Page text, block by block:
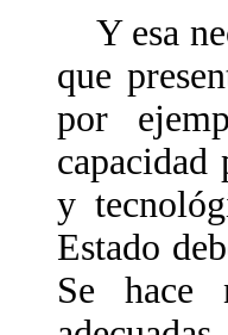
Y esa
que
por
capacidad
y
Estado
Se hace